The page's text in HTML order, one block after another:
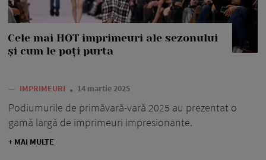
Cele mai HOT imprimeuri ale sezonului
și cum le poți purta
— IMPRIMEURI 14 martie 2025
Podiumurile de primăvară-vară 2025 au prezentat o
gamă largă de imprimeuri impresionante.
+ MAI MULTE